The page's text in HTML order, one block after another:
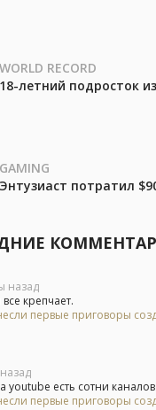
WORLD RECORD
18-летний подросток
GAMING
Энтузиаст потратил
назад
крепчает.
первые приговоры
youtube есть сотни
первые приговоры